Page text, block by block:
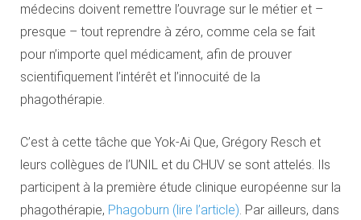
médecins doivent remettre l’ouvrage sur le métier et –
presque – tout reprendre à zéro, comme cela se fait
pour n’importe quel médicament, afin de prouver
scientifiquement l’intérêt et l’innocuité de la
phagothérapie.
C’est à cette tâche que Yok-Ai Que, Grégory Resch et
leurs collègues de l’UNIL et du CHUV se sont attelés. Ils
participent à la première étude clinique européenne sur la
phagothérapie, Phagoburn (lire l’article) . Par ailleurs, dans